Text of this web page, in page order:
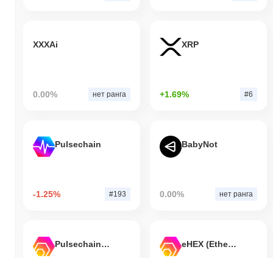
XXXAi
0.00% нет ранга
XRP
+1.69% #6
Pulsechain
-1.25% #193
BabyNot
0.00% нет ранга
Pulsechain Bridged HEX (Pulsechain) eHEX (Ethereum)